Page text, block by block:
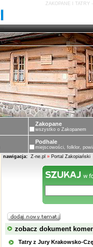
ZAKOPANE I TATRY
Zakopane
wszystko o Zakopanem
Podhale
miejscowości, folklor,
nawigacja: Z-ne.pl » Portal Zakopiański
zobacz dokument
Tatry z Jury Krakowsko-